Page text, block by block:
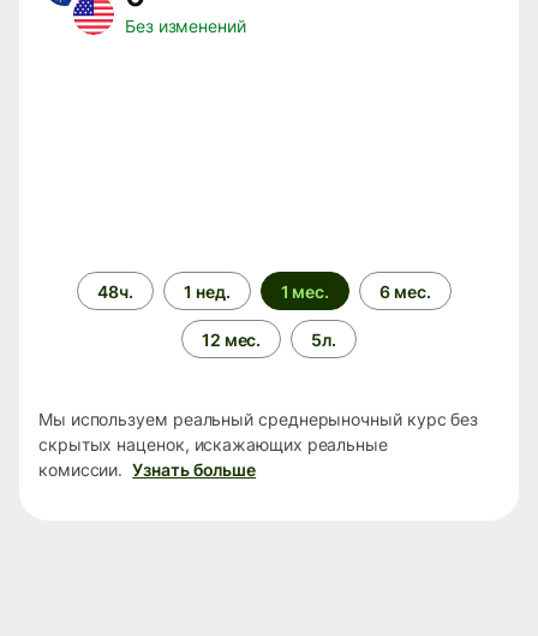
Без изменений
Период
времени
48ч. 1 нед. 1 мес. 6 мес.
12 мес. 5л.
Мы используем реальный среднерыночный курс без
скрытых наценок, искажающих реальные
комиссии. Узнать больше